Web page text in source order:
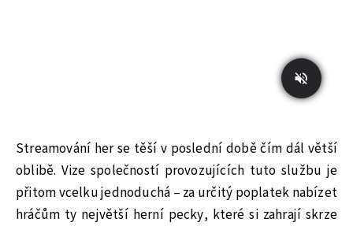
Streamování her se těší v poslední době čím dál větší
oblibě. Vize společností provozujících tuto službu je
přitom vcelku jednoduchá – za určitý poplatek nabízet
hráčům ty největší herní pecky, které si zahrají skrze